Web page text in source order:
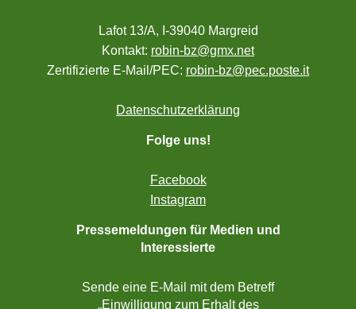
Lafot 13/A, I-39040 Margreid
Kontakt: robin-bz@gmx.net
Zertifizierte E-Mail/PEC: robin-bz@pec.poste.it
Datenschutzerklärung
Folge uns!
Facebook
Instagram
Pressemeldungen für Medien und
Interessierte
Sende eine E-Mail mit dem Betreff
„Einwilligung zum Erhalt des